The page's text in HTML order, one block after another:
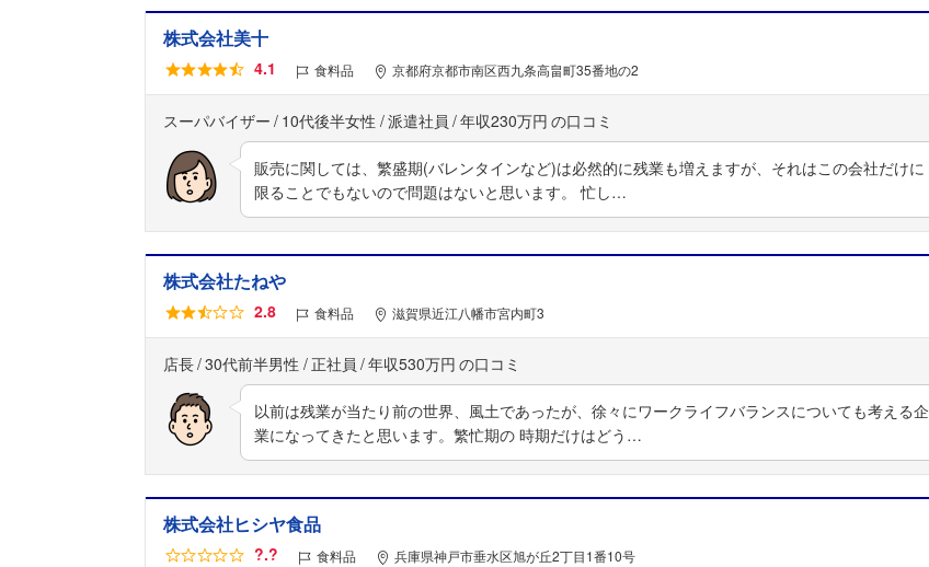
株式会社美十
4.1 食料品 京都府京都市南区西九条高畠町35番地の2
スーパバイザー 10代後半女性 派遣社員 年収230万円
販売に関しては、繁盛期(バレンタインなど)は必然的に残業も増えますが、それはこの会社だけに
限ることでもないので問題はないと思います。 忙し…
株式会社たねや
2.8 食料品 滋賀県近江八幡市宮内町3
店長 30代前半男性 正社員 年収530万円
以前は残業が当たり前の世界、風土であったが、徐々にワークライフバランスについても考える企
業になってきたと思います。繁忙期の 時期だけはどう…
株式会社ヒシヤ食品
?.? 食料品 兵庫県神戸市垂水区旭が丘2丁目1番10号